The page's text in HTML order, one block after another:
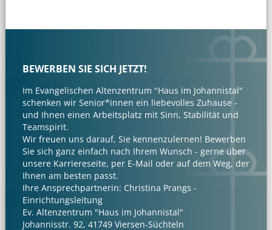
BEWERBEN SIE SICH JETZT!
Im Evangelischen Altenzentrum "Haus im Johannistal"
schenken wir Senior*innen ein liebevolles Zuhause -
und Ihnen einen Arbeitsplatz mit Sinn, Stabilität und
Teamspirit.
Wir freuen uns darauf, Sie kennenzulernen! Bewerben
Sie sich ganz einfach nach Ihrem Wunsch - gerne über
unsere Karriereseite, per E-Mail oder auf dem Weg, der
Ihnen am besten passt.
Ihre Ansprechpartnerin: Christina Prangs -
Einrichtungsleitung
Ev. Altenzentrum "Haus im Johannistal"
Johannisstr. 92, 41749 Viersen-Süchteln